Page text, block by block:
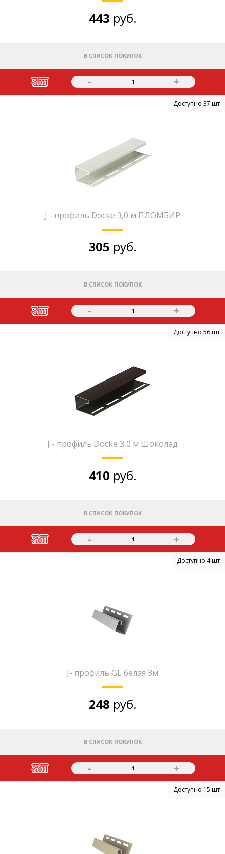
443 руб.
В СПИСОК ПОКУПОК
- 1 +
Доступно 37 шт
J - профиль Docke 3,0 м ПЛОМБИР
305 руб.
В СПИСОК ПОКУПОК
- 1 +
Доступно 56 шт
J - профиль Docke 3,0 м Шоколад
410 руб.
В СПИСОК ПОКУПОК
- 1 +
Доступно 4 шт
J- профиль GL белая 3м
248 руб.
В СПИСОК ПОКУПОК
- 1 +
Доступно 15 шт